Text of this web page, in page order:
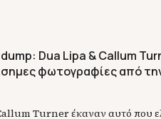
Dua Lipa & Callum
φωτογραφίες από
Turner έκαναν αυτό που